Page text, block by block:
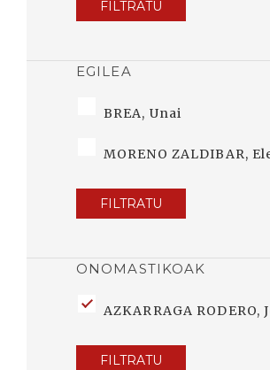
FILTRATU
EGILEA
BREA, Unai
MORENO ZALDIBAR,
FILTRATU
ONOMASTIKOAK
AZKARRAGA RODERO,
FILTRATU